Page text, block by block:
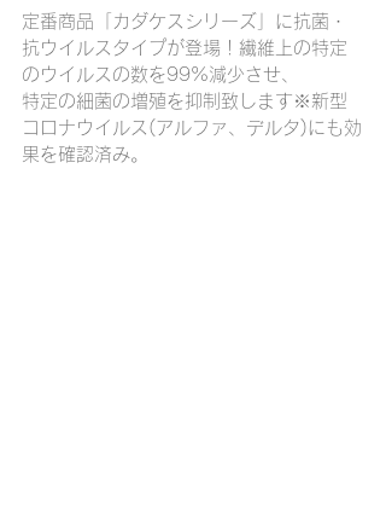
定番商品「カダケスシリーズ」に抗菌・
抗ウイルスタイプが登場！繊維上の特定
のウイルスの数を99%減少させ、
特定の細菌の増殖を抑制致します※新型
コロナウイルス(アルファ、デルタ)にも効
果を確認済み。